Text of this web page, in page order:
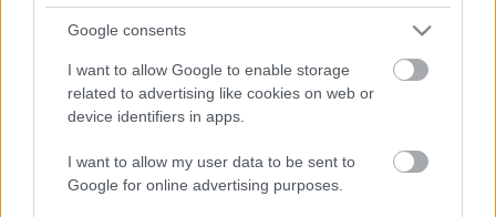
Google consents
I want to allow Google to enable storage
related to advertising like cookies on web or
device identifiers in apps.
I want to allow my user data to be sent to
Google for online advertising purposes.
A rendezvény ideje alatt vásárt tartanak kézműves
portékákból, borudvar nyílik, szabadtéri
vendéglátóhelyek működnek, és fel lehet ülni a
városnéző kisvonatra.
A Miénk a város fesztivált először 2010-ben, a
somogyi megyeszékhely belvárosának felújítása